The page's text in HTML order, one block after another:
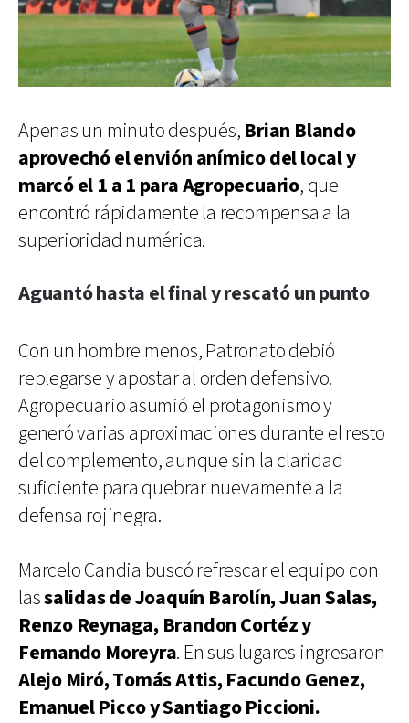
Apenas un minuto después, Brian Blando
aprovechó el envión anímico del local y
marcó el 1 a 1 para Agropecuario, que
encontró rápidamente la recompensa a la
superioridad numérica.
Aguantó hasta el final y rescató un punto
Con un hombre menos, Patronato debió
replegarse y apostar al orden defensivo.
Agropecuario asumió el protagonismo y
generó varias aproximaciones durante el resto
del complemento, aunque sin la claridad
suficiente para quebrar nuevamente a la
defensa rojinegra.
Marcelo Candia buscó refrescar el equipo con
lassalidas de Joaquín Barolín, Juan Salas,
Renzo Reynaga, Brandon Cortéz y
Fernando Moreyra. En sus lugares ingresaron
Alejo Miró, Tomás Attis, Facundo Genez,
Emanuel Picco y Santiago Piccioni.